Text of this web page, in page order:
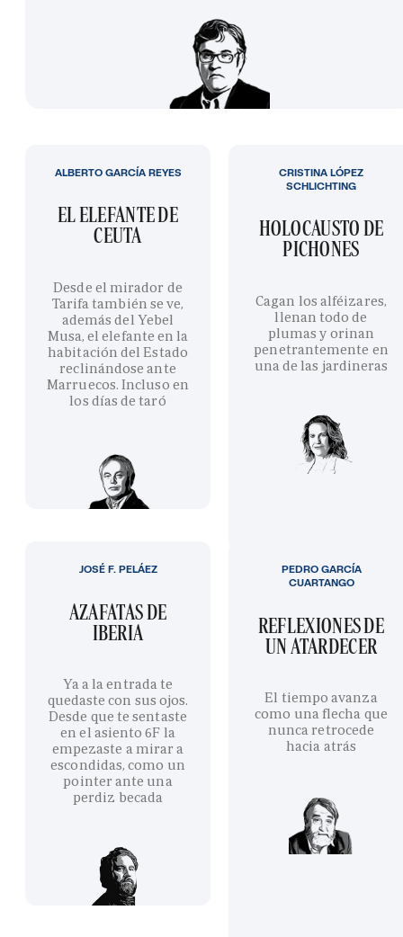
EL ELEFANTE DE
CEUTA
Desde el mirador de
Tarifa también se ve,
además del Yebel
Musa, el elefante en la
habitación del Estado
reclinándose ante
Marruecos. Incluso en
los días de taró
ALBERTO GARCÍA REYES
HOLOCAUSTO DE
PICHONES
Cagan los alféizares,
llenan todo de
plumas y orinan
penetrantemente en
una de las jardineras
CRISTINA LÓPEZ
SCHLICHTING
AZAFATAS DE
IBERIA
Ya a la entrada te
quedaste con sus ojos.
Desde que te sentaste
en el asiento 6F la
empezaste a mirar a
escondidas, como un
pointer ante una
perdiz becada
JOSÉ F. PELÁEZ
REFLEXIONES DE
UN ATARDECER
El tiempo avanza
como una flecha que
nunca retrocede
hacia atrás
PEDRO GARCÍA
CUARTANGO